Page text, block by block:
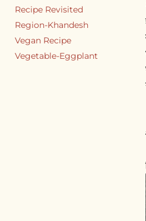
Recipe Revisited
Region-Khandesh
Vegan Recipe
Vegetable-Eggplant